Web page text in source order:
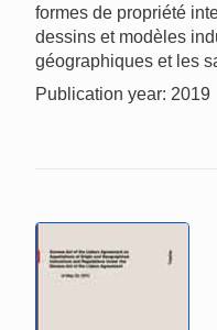
formes de propriété
dessins et modèles
géographiques et les
Publication year: 2019